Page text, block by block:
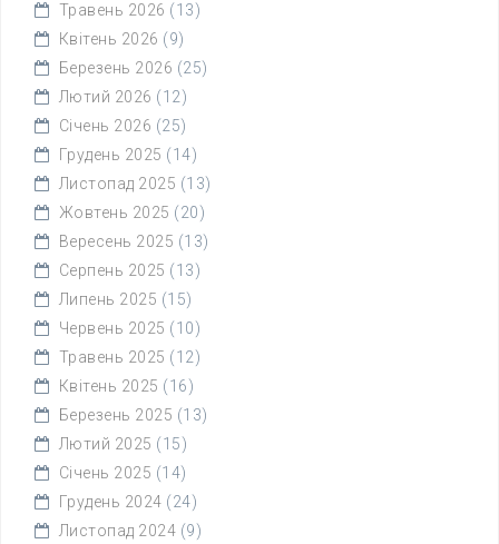
Травень 2026 (13)
Квітень 2026 (9)
Березень 2026 (25)
Лютий 2026 (12)
Січень 2026 (25)
Грудень 2025 (14)
Листопад 2025 (13)
Жовтень 2025 (20)
Вересень 2025 (13)
Серпень 2025 (13)
Липень 2025 (15)
Червень 2025 (10)
Травень 2025 (12)
Квітень 2025 (16)
Березень 2025 (13)
Лютий 2025 (15)
Січень 2025 (14)
Грудень 2024 (24)
Листопад 2024 (9)